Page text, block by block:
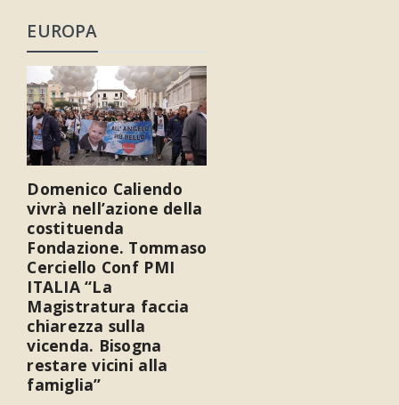
EUROPA
Domenico Caliendo
vivrà nell’azione della
costituenda
Fondazione. Tommaso
Cerciello Conf PMI
ITALIA “La
Magistratura faccia
chiarezza sulla
vicenda. Bisogna
restare vicini alla
famiglia”